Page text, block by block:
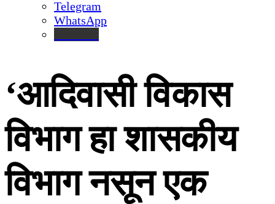
Telegram
WhatsApp
‘आदिवासी विकास
विभाग हा शासकीय
विभाग नसून एक